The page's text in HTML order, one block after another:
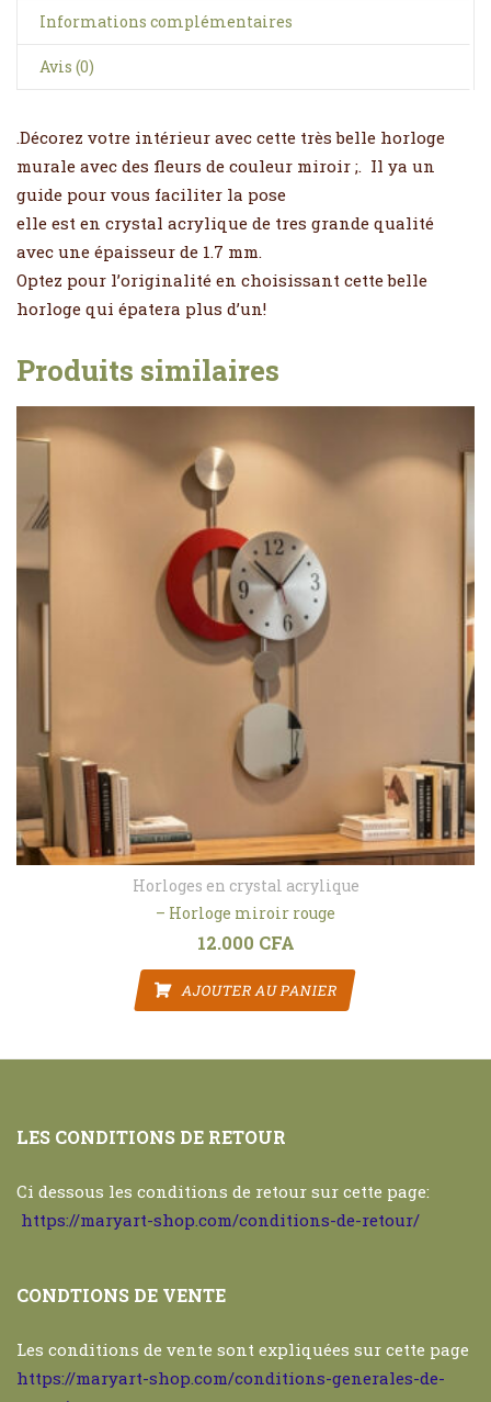
Informations complémentaires
Avis (0)
.Décorez votre intérieur avec cette très belle horloge
murale avec des fleurs de couleur miroir ;. Il ya un
guide pour vous faciliter la pose
elle est en crystal acrylique de tres grande qualité
avec une épaisseur de 1.7 mm.
Optez pour l’originalité en choisissant cette belle
horloge qui épatera plus d’un!
Produits similaires
Horloges en crystal acrylique
– Horloge miroir rouge
12.000CFA
AJOUTER AU PANIER
LES CONDITIONS DE RETOUR
Ci dessous les conditions de retour sur cette page:
https://maryart-shop.com/conditions-de-retour/
CONDTIONS DE VENTE
Les conditions de vente sont expliquées sur cette page
https://maryart-shop.com/conditions-generales-de-